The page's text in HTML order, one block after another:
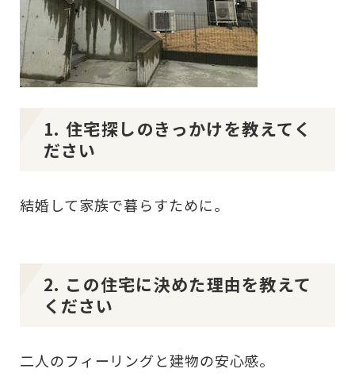
1. 住宅探しのきっかけを教えてく
ださい
結婚して家族で暮らすために。
2. この住宅に決めた理由を教えて
ください
二人のフィーリングと建物の安心感。